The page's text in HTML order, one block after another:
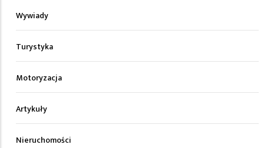
Wywiady
Turystyka
Motoryzacja
Artykuły
Nieruchomości